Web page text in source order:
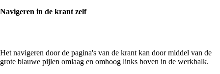
Navigeren in de krant zelf
Het navigeren door de pagina's van de krant kan door middel van de
grote blauwe pijlen omlaag en omhoog links boven in de werkbalk.